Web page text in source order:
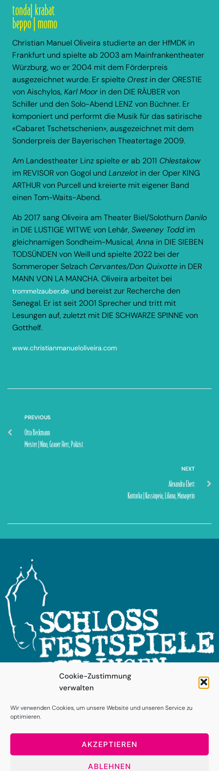
Cookie-Zustimmung
verwalten
Wir verwenden Cookies, um unsere Website und unseren Service zu
optimieren.
AKZEPTIEREN
ABLEHNEN
tonda| krabat
beppo | momo
Christian Manuel Oliveira studierte an der HfMDK in
Frankfurt und spielte ab 2003 am Mainfrankentheater
Würzburg, wo er 2004 mit dem Förderpreis
ausgezeichnet wurde. Er spielte Orest in der ORESTIE
von Aischylos, Karl Moor in den DIE RÄUBER von
Schiller und den Solo-Abend LENZ von Büchner. Er
komponiert und performt die Musik für das satirische
«Cabaret Tschetschenien», ausgezeichnet mit dem
Sonderpreis der Bayerischen Theatertage 2009.
Am Landestheater Linz spielte er ab 2011 Chlestakow
im REVISOR von Gogol und Lanzelot in der Oper KING
ARTHUR von Purcell und kreierte mit eigener Band
einen Tom-Waits-Abend.
Ab 2017 sang Oliveira am Theater Biel/Solothurn Danilo
in DIE LUSTIGE WITWE von Lehár, Sweeney Todd im
gleichnamigen Sondheim-Musical, Anna in DIE SIEBEN
TODSÜNDEN von Weill und spielte 2022 bei der
Sommeroper Selzach Cervantes/Don Quixotte in DER
MANN VON LA MANCHA. Oliveira arbeitet bei
trommelzauber.de und bereist zur Recherche den
Senegal. Er ist seit 2001 Sprecher und tritt mit
Lesungen auf, zuletzt mit DIE SCHWARZE SPINNE von
Gotthelf.
www.christianmanueloliveira.com
PREVIOUS
Otto Beckmann
Meister | Nino, Grauer Herr, Polizist
NEXT
Alexandra Ebert
Kantorka | Kassiopeia, Liliana, Managerin
FOLGEN SIE UNS!